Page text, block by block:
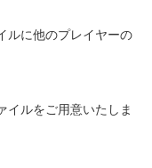
ルに他のプレイヤーの
イルをご用意いたしま